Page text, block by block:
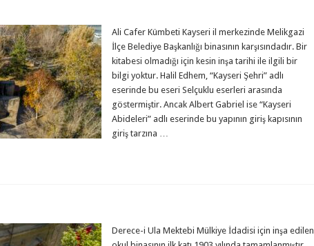
Ali Cafer Kümbeti Kayseri il merkezinde Melikgazi
İlçe Belediye Başkanlığı binasının karşısındadır. Bir
kitabesi olmadığı için kesin inşa tarihi ile ilgili bir
bilgi yoktur. Halil Edhem, “Kayseri Şehri” adlı
eserinde bu eseri Selçuklu eserleri arasında
göstermiştir. Ancak Albert Gabriel ise “Kayseri
Abideleri” adlı eserinde bu yapının giriş kapısının
giriş tarzına …
Derece-i Ula Mektebi Mülkiye İdadisi için inşa edilen